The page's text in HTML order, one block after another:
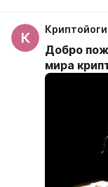
К
Добро
мира